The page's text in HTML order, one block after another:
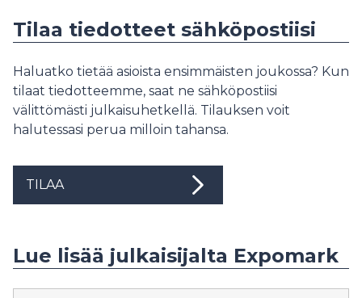
Tilaa tiedotteet sähköpostiisi
Haluatko tietää asioista ensimmäisten joukossa? Kun
tilaat tiedotteemme, saat ne sähköpostiisi
välittömästi julkaisuhetkellä. Tilauksen voit
halutessasi perua milloin tahansa.
TILAA
Lue lisää julkaisijalta Expomark